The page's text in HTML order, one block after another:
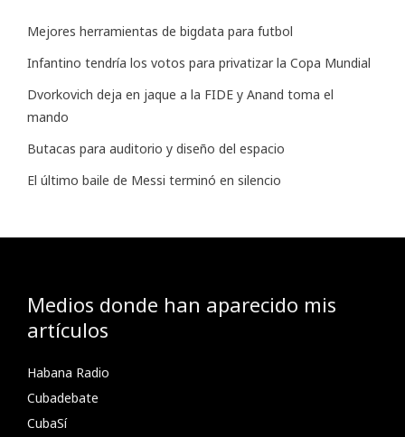
Mejores herramientas de bigdata para futbol
Infantino tendría los votos para privatizar la Copa Mundial
Dvorkovich deja en jaque a la FIDE y Anand toma el
mando
Butacas para auditorio y diseño del espacio
El último baile de Messi terminó en silencio
Medios donde han aparecido mis
artículos
Habana Radio
Cubadebate
CubaSí